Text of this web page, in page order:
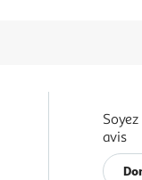
avis